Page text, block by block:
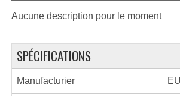
Aucune description pour le moment
SPÉCIFICATIONS
Manufacturier